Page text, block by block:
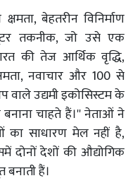
बेहतरीन विनिर्माण
तकनीक, जो उसे एक
की तेज आर्थिक वृद्धि,
नवाचार और 100 से
वाले उद्यमी इकोसिस्टम के
चाहते हैं।'' नेताओं ने
का साधारण मेल नहीं है,
दोनों देशों की औद्योगिक
हैं।